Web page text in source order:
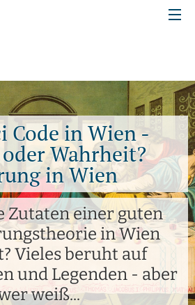
Code in Wien -
Wahrheit?
in Wien
Zutaten einer guten
in Wien
Vieles beruht auf
und Legenden - aber
weiß...